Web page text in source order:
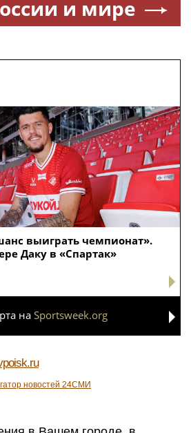
и мире
выиграть чемпионат».
Даку в «Спартак»
наSportsweek.org
новостей 24СМИ